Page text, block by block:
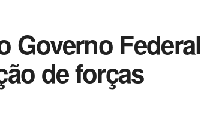
Governo Federal
de forças